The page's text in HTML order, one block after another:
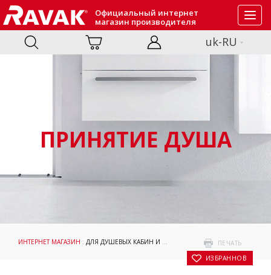
Официальный интернет
магазин производителя
uk-RU
ПРИНЯТИЕ ДУША
ПЕЧАТЬ
В ИЗБРАННОЕ
ИНТЕРНЕТ МАГАЗИН : ДЛЯ ДУШЕВЫХ КАБИН И ДВЕРЕЙ АКСЕССУАРЫ: B SET